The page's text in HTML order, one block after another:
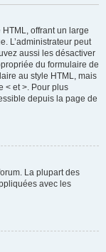
offrant un large
L’administrateur peut
aussi les désactiver
du formulaire de
au style HTML, mais
< et >. Pour plus
depuis la page de
La plupart des
avec les